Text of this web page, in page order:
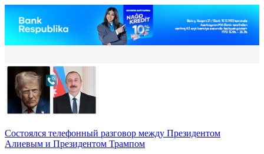
Состоялся телефонный разговор между Президентом
Алиевым и Президентом Трампом